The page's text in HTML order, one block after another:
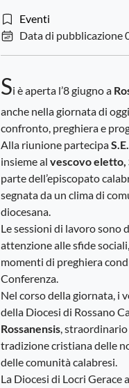
Eventi
Data di pubblicazione
Si è aperta l’8 giugno a
anche nella giornata di
confronto, preghiera e
Alla riunione partecipa
insieme al vescovo eletto,
parte dell’episcopato
segnata da un clima di
diocesana.
Le sessioni di lavoro sono
attenzione alle sfide
momenti di preghiera
Conferenza.
Nel corso della giornata, i
della Diocesi di Rossano
Rossanensis,
tradizione cristiana delle
delle comunità calabresi.
La Diocesi di Locri Gerace